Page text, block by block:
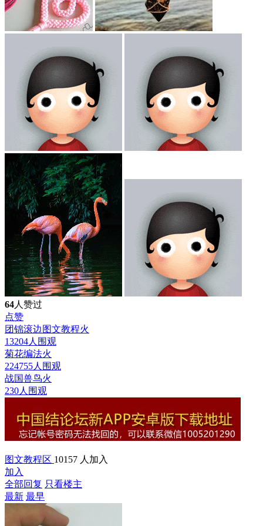
64人赞过
点赞
团锦滚边图文教程火
13204人围观
菊花编法火
224755人围观
战国兽鸟火
230人围观
图文教程区 10157 人加入
加入
全部回复 只看楼主
最新 最早